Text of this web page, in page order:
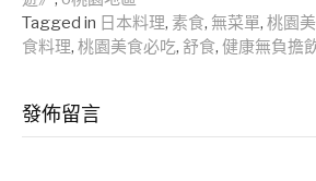
Tagged in 日本料理, 素食, 無菜單, 桃園
食料理, 桃園美食必吃, 舒食, 健康無負擔
發佈留言